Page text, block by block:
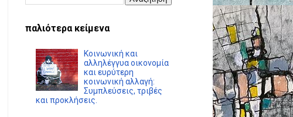
παλιότερα κείμενα
Κοινωνική και
αλληλέγγυα οικονομία
και ευρύτερη
κοινωνική αλλαγή:
Συμπλεύσεις, τριβές
και προκλήσεις.